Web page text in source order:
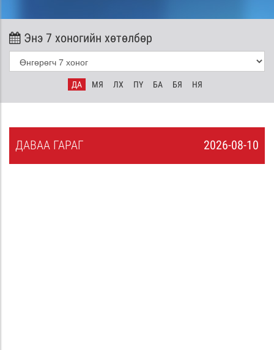
Энэ 7 хоногийн хөтөлбөр
ДА МЯ ЛХ ПҮ БА БЯ НЯ
2026-08-10
ДАВАА ГАРАГ